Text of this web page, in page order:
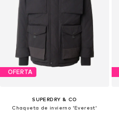
OFERTA
SUPERDRY & CO
Chaqueta de invierno 'Everest'